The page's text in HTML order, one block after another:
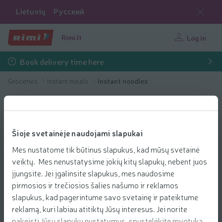
Šioje svetainėje naudojami slapukai
Mes nustatome tik būtinus slapukus, kad mūsų svetainė
veiktų. Mes nenustatysime jokių kitų slapukų, nebent juos
įjungsite. Jei įgalinsite slapukus, mes naudosime
pirmosios ir trečiosios šalies našumo ir reklamos
slapukus, kad pagerintume savo svetainę ir pateiktume
reklamą, kuri labiau atitiktų Jūsų interesus. Jei norite
Lietuvių Русский
Rimi.lt Log in
Book delivery time here
Groceries Instant meals Instant noodles